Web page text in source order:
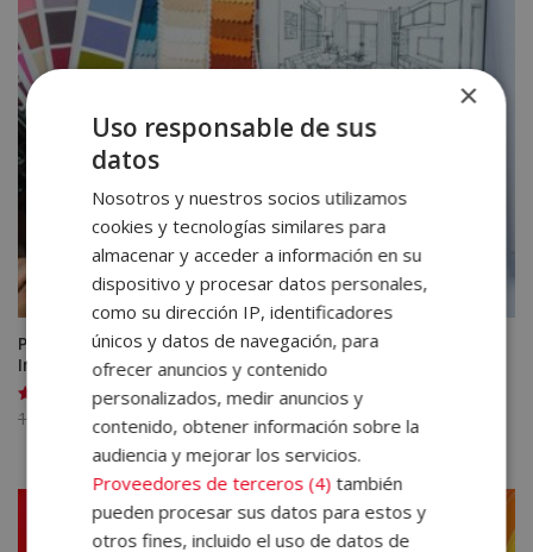
Programa Superior en Interiorismo, Decoración de
Interiores, Autocad y 3DS Max
Valorado
con
1.580,00
precio
1.580,00€.
395,00€El
actual
395,00€.
×
Uso responsable de sus
datos
Nosotros y nuestros socios utilizamos
cookies y tecnologías similares para
almacenar y acceder a información en su
dispositivo y procesar datos personales,
como su dirección IP, identificadores
únicos y datos de navegación, para
ofrecer anuncios y contenido
personalizados, medir anuncios y
contenido, obtener información sobre la
audiencia y mejorar los servicios.
Proveedores de terceros (4) también
pueden procesar sus datos para estos y
otros fines, incluido el uso de datos de